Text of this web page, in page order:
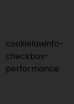
cookielawinfo-
checkbox-
performance